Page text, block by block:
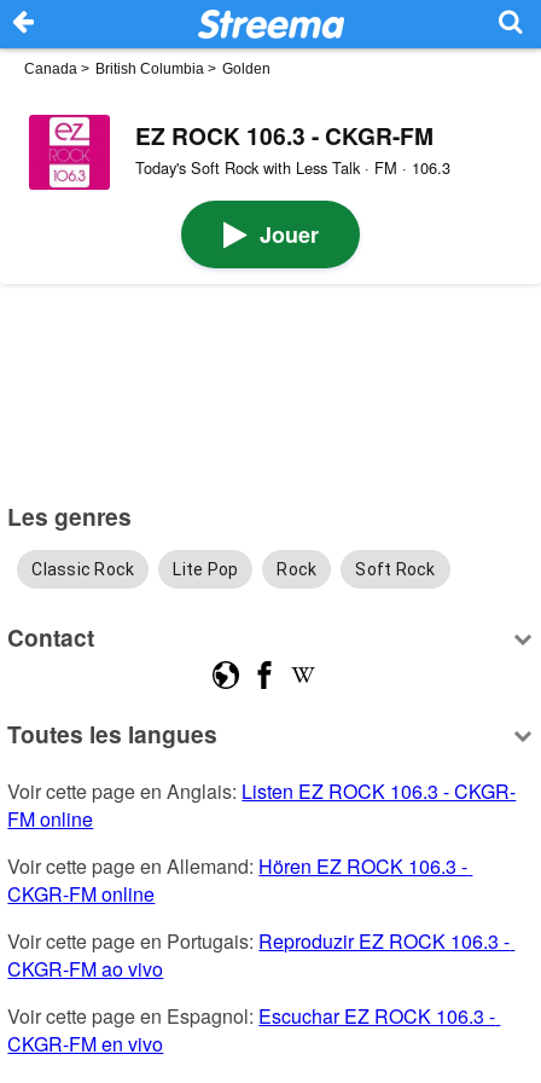
Canada > British Columbia > Golden
EZ ROCK 106.3 - CKGR-FM
Today's Soft Rock with Less Talk · FM · 106.3
Jouer
Les genres
Classic Rock Lite Pop Rock Soft Rock
Contact
Toutes les langues
Voir cette page en Anglais: Listen EZ ROCK 106.3 - CKGR-
FM online
Voir cette page en Allemand: Hören EZ ROCK 106.3 -
CKGR-FM online
Voir cette page en Portugais: Reproduzir EZ ROCK 106.3 -
CKGR-FM ao vivo
Voir cette page en Espagnol: Escuchar EZ ROCK 106.3 -
CKGR-FM en vivo